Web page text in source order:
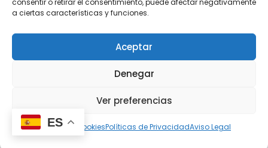
consentir o retirar el consentimiento, puede afectar negativamente
a ciertas características y funciones.
Aceptar
Denegar
Ver preferencias
Política de cookiesPolíticas de PrivacidadAviso Legal
Diseño web|Aviso legal|Política de privacidad
ofrecemos?
reservados..
ES